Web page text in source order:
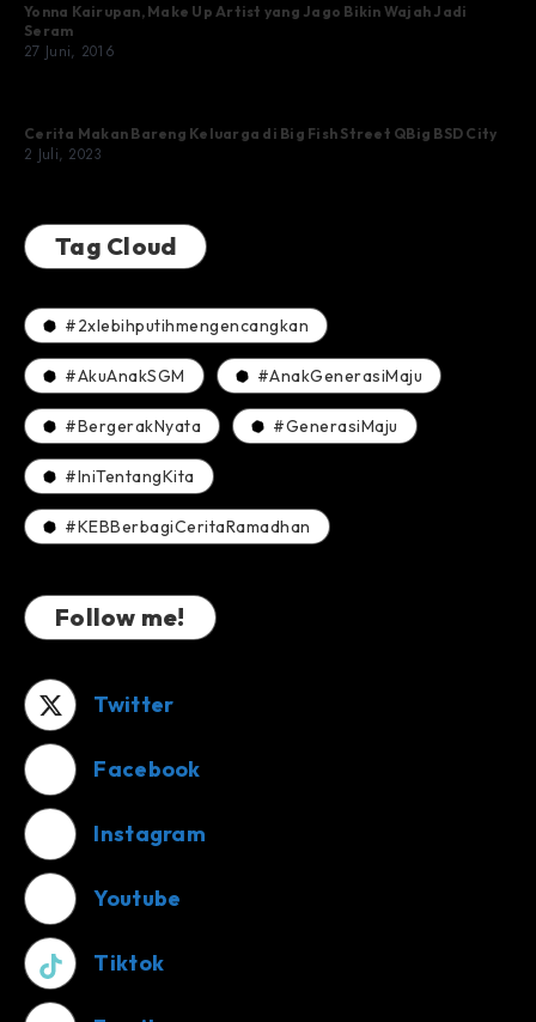
Yonna Kairupan, Make Up Artist yang Jago Bikin Wajah Jadi
Seram
27 Juni, 2016
Cerita Makan Bareng Keluarga di Big Fish Street QBig BSD City
2 Juli, 2023
Tag Cloud
#2xlebihputihmengencangkan
#AkuAnakSGM #AnakGenerasiMaju
#BergerakNyata #GenerasiMaju
#IniTentangKita
#KEBBerbagiCeritaRamadhan
Follow me!
Twitter
Facebook
Instagram
Youtube
Tiktok